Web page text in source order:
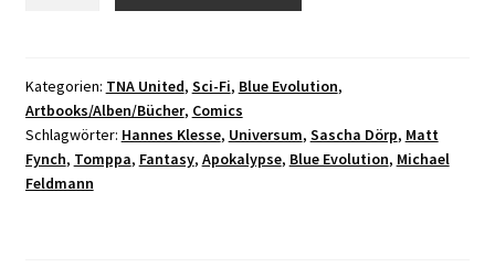
EVOLUTION:
REDUX
I
-
Album
Kategorien: TNA United, Sci-Fi, Blue Evolution,
Artbooks/Alben/Bücher, Comics
Schlagwörter: Hannes Klesse, Universum, Sascha Dörp, Matt
Fynch, Tomppa, Fantasy, Apokalypse, Blue Evolution, Michael
Feldmann